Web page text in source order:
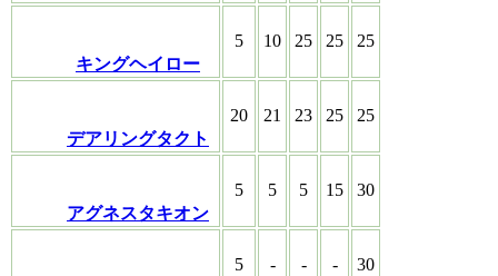
キングヘイロー
5 10 25 25 25
デアリングタクト
20 21 23 25 25
アグネスタキオン
5 5 5 15 30
5 - - - 30